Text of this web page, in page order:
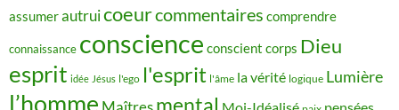
assumerautruicoeurcommentaires comprendre
connaissance conscience conscient corps Dieu
esprit idée Jésus l'ego l'esprit l'âme la vérité logique Lumière
l’homme mental